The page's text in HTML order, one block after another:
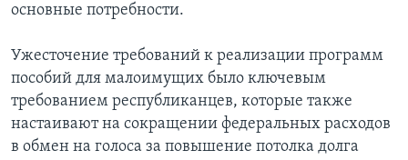
основные потребности.
Ужесточение требований к реализации программ
пособий для малоимущих было ключевым
требованием республиканцев, которые также
настаивают на сокращении федеральных расходов
в обмен на голоса за повышение потолка долга